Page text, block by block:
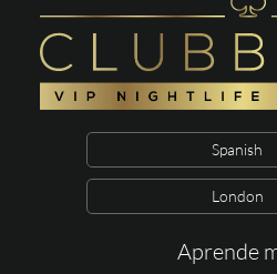
Spanish
London
Aprende